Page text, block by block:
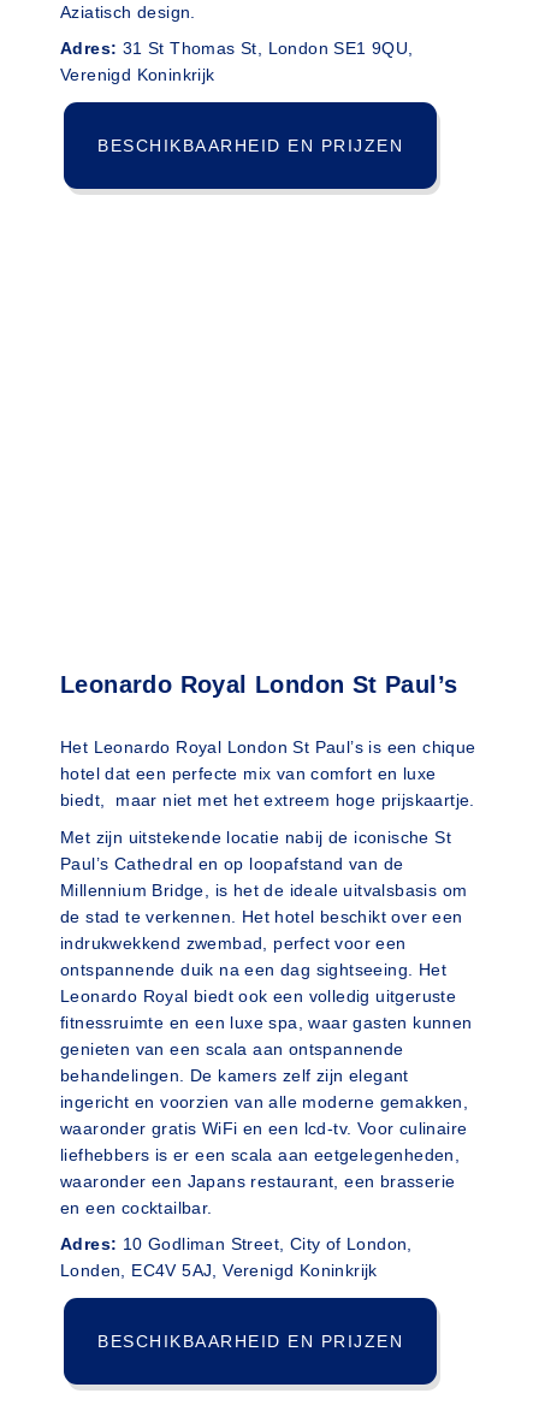
Aziatisch design.
Adres: 31 St Thomas St, London SE1 9QU,
Verenigd Koninkrijk
BESCHIKBAARHEID EN PRIJZEN
Leonardo Royal London St Paul’s
Het Leonardo Royal London St Paul’s is een chique
hotel dat een perfecte mix van comfort en luxe
biedt, maar niet met het extreem hoge prijskaartje.
Met zijn uitstekende locatie nabij de iconische St
Paul’s Cathedral en op loopafstand van de
Millennium Bridge, is het de ideale uitvalsbasis om
de stad te verkennen. Het hotel beschikt over een
indrukwekkend zwembad, perfect voor een
ontspannende duik na een dag sightseeing. Het
Leonardo Royal biedt ook een volledig uitgeruste
fitnessruimte en een luxe spa, waar gasten kunnen
genieten van een scala aan ontspannende
behandelingen. De kamers zelf zijn elegant
ingericht en voorzien van alle moderne gemakken,
waaronder gratis WiFi en een lcd-tv. Voor culinaire
liefhebbers is er een scala aan eetgelegenheden,
waaronder een Japans restaurant, een brasserie
en een cocktailbar.
Adres: 10 Godliman Street, City of London,
Londen, EC4V 5AJ, Verenigd Koninkrijk
BESCHIKBAARHEID EN PRIJZEN